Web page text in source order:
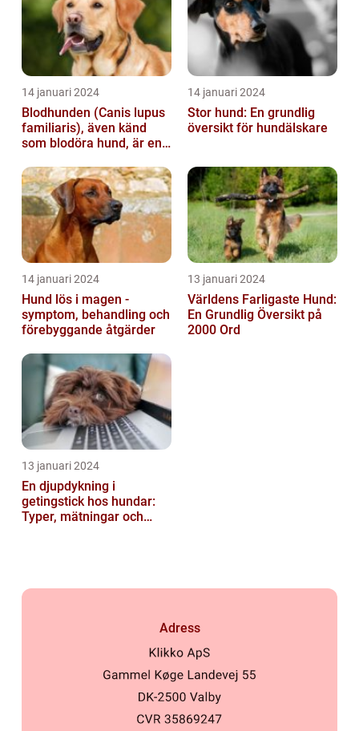
14 januari 2024
Blodhunden (Canis lupus
familiaris), även känd
som blodöra hund, är en
kara...
14 januari 2024
Stor hund: En grundlig
översikt för hundälskare
14 januari 2024
Hund lös i magen -
symptom, behandling och
förebyggande åtgärder
13 januari 2024
Världens Farligaste Hund:
En Grundlig Översikt på
2000 Ord
13 januari 2024
En djupdykning i
getingstick hos hundar:
Typer, mätningar och
Adress